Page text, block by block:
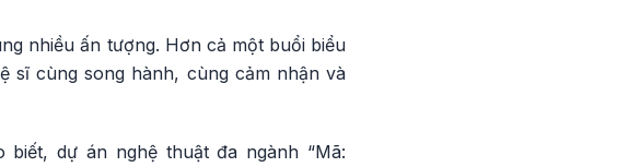
nhiều ấn tượng. Hơn cả một buổi biểu
sĩ cùng song hành, cùng cảm nhận và
dự án nghệ thuật đa ngành “Mã: